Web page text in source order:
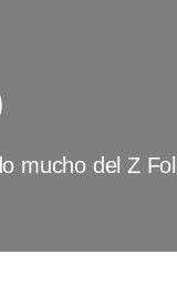
mucho del Z